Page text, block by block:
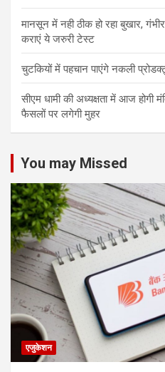
मानसून में नही ठीक हो रहा बुखार,
कराएं ये जरुरी टेस्ट
चुटकियों में पहचान पाएंगे नकली
सीएम धामी की अध्यक्षता में आज होगी
फैसलों पर लगेगी मुहर
You may Missed
एजुकेशन